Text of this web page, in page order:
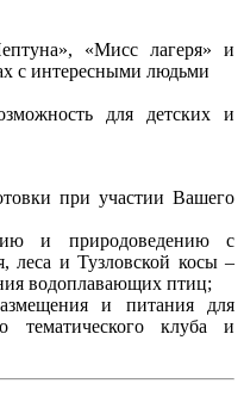
«Мисс лагеря» и
с интересными людьми
для детских и
при участии Вашего
и природоведению с
леса и Тузловской косы –
водоплавающих птиц;
и питания для
тематического клуба и